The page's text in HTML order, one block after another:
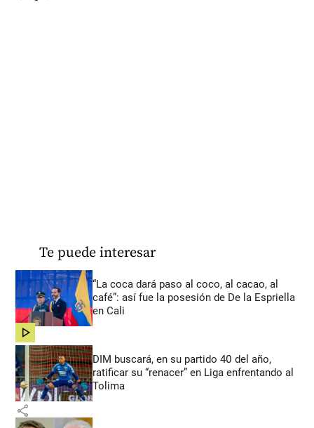
Te puede interesar
“La coca dará paso al coco, al cacao, al
café”: así fue la posesión de De la Espriella
en Cali
share
DIM buscará, en su partido 40 del año,
ratificar su “renacer” en Liga enfrentando al
Tolima
share